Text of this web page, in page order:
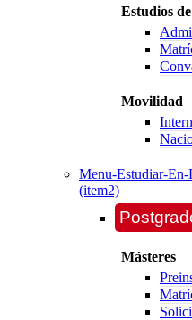
Estudios
Movilidad
Menu-Estudiar-
(item2)
Másteres